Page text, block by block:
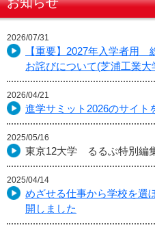
2026/07/31
【重要】2027年入学者用
お詫びについて(芝浦工業大
2026/04/21
進学サミット2026のサイト
2025/05/16
東京12大学 るるぶ特別編
2025/04/14
めざせる仕事から学校を選
開しました